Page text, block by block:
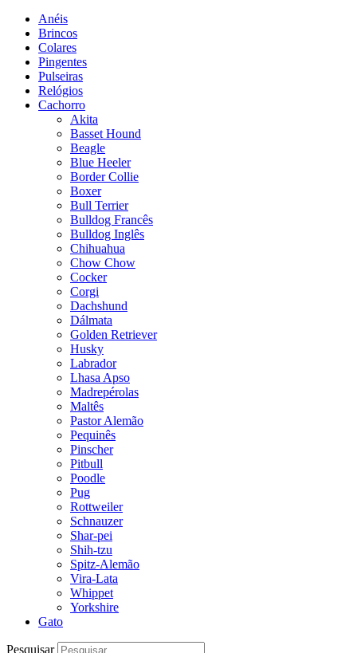
Anéis
Brincos
Colares
Pingentes
Pulseiras
Relógios
Cachorro
Akita
Basset Hound
Beagle
Blue Heeler
Border Collie
Boxer
Bull Terrier
Bulldog Francês
Bulldog Inglês
Chihuahua
Chow Chow
Cocker
Corgi
Dachshund
Dálmata
Golden Retriever
Husky
Labrador
Lhasa Apso
Madrepérolas
Maltês
Pastor Alemão
Pequinês
Pinscher
Pitbull
Poodle
Pug
Rottweiler
Schnauzer
Shar-pei
Shih-tzu
Spitz-Alemão
Vira-Lata
Whippet
Yorkshire
Gato
Pesquisar